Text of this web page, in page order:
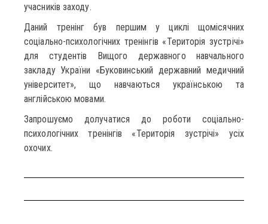
учасників заходу.
Даний тренінг був першим у циклі щомісячних
соціально-психологічних тренінгів «Територія зустрічі»
для студентів Вищого державного навчального
закладу України «Буковинський державний медичний
університет», що навчаються українською та
англійською мовами.
Запрошуємо долучатися до роботи соціально-
психологічних тренінгів «Територія зустрічі» усіх
охочих.